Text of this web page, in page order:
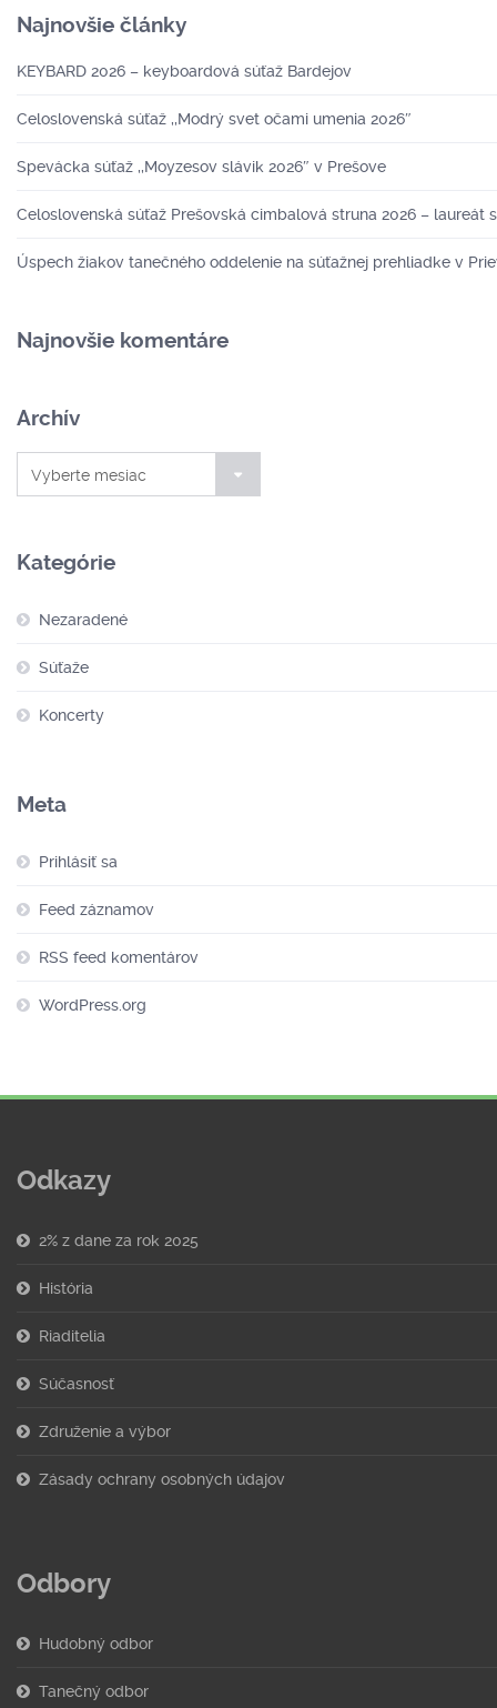
Najnovšie články
KEYBARD 2026 – keyboardová súťaž Bardejov
Celoslovenská súťaž ,,Modrý svet očami umenia 2026″
Spevácka súťaž ,,Moyzesov slávik 2026″ v Prešove
Celoslovenská súťaž Prešovská cimbalová struna 2026 – laureát
Úspech žiakov tanečného oddelenie na súťažnej prehliadke v
Najnovšie komentáre
Archív
Vyberte mesiac
Kategórie
Nezaradené
Súťaže
Koncerty
Meta
Prihlásiť sa
Feed záznamov
RSS feed komentárov
WordPress.org
Odkazy
2% z dane za rok 2025
História
Riaditelia
Súčasnosť
Združenie a výbor
Zásady ochrany osobných údajov
Odbory
Hudobný odbor
Tanečný odbor